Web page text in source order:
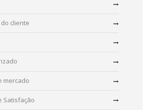
cliente
mercado
Satisfação